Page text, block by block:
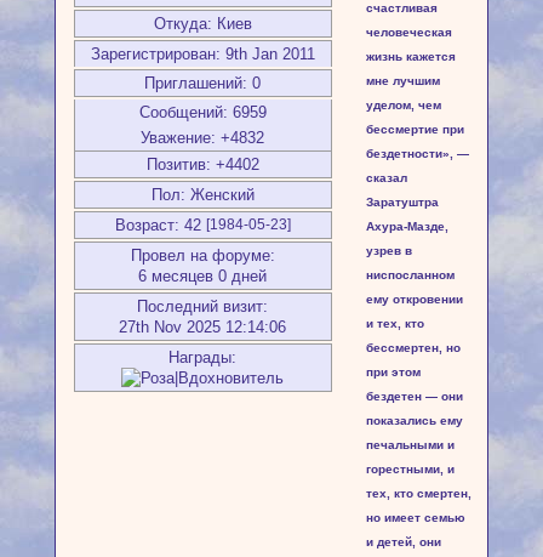
Откуда: Киев
Зарегистрирован: 9th Jan 2011
Приглашений: 0
Сообщений: 6959
Уважение: +4832
Позитив: +4402
Пол: Женский
Возраст: 42 [1984-05-23]
Провел на форуме:
6 месяцев 0 дней
Последний визит:
27th Nov 2025 12:14:06
Награды:
счастливая
человеческая
жизнь кажется
мне лучшим
уделом, чем
бессмертие при
бездетности», —
сказал
Заратуштра
Ахура-Мазде,
узрев в
ниспосланном
ему откровении
и тех, кто
бессмертен, но
при этом
бездетен — они
показались ему
печальными и
горестными, и
тех, кто смертен,
но имеет семью
и детей, они